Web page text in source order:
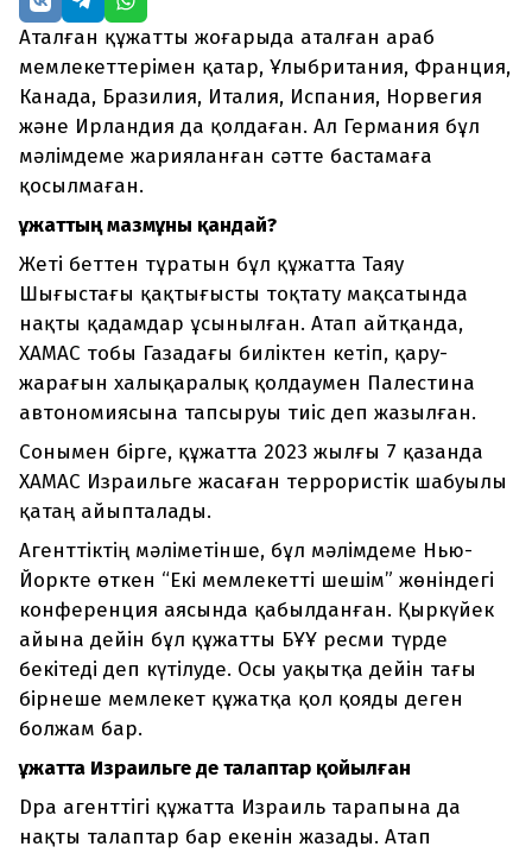
Аталған құжатты жоғарыда аталған араб
мемлекеттерімен қатар, Ұлыбритания, Франция,
Канада, Бразилия, Италия, Испания, Норвегия
және Ирландия да қолдаған. Ал Германия бұл
мәлімдеме жарияланған сәтте бастамаға
қосылмаған.
Құжаттың мазмұны қандай?
Жеті беттен тұратын бұл құжатта Таяу
Шығыстағы қақтығысты тоқтату мақсатында
нақты қадамдар ұсынылған. Атап айтқанда,
ХАМАС тобы Газадағы биліктен кетіп, қару-
жарағын халықаралық қолдаумен Палестина
автономиясына тапсыруы тиіс деп жазылған.
Сонымен бірге, құжатта 2023 жылғы 7 қазанда
ХАМАС Израильге жасаған террористік шабуылы
қатаң айыпталады.
Агенттіктің мәліметінше, бұл мәлімдеме Нью-
Йоркте өткен “Екі мемлекетті шешім” жөніндегі
конференция аясында қабылданған. Қыркүйек
айына дейін бұл құжатты БҰҰ ресми түрде
бекітеді деп күтілуде. Осы уақытқа дейін тағы
бірнеше мемлекет құжатқа қол қояды деген
болжам бар.
Құжатта Израильге де талаптар қойылған
Dpa агенттігі құжатта Израиль тарапына да
нақты талаптар бар екенін жазады. Атап